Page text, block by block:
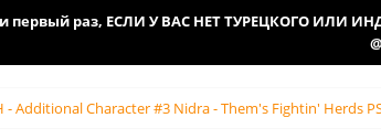
первый раз, ЕСЛИ У ВАС НЕТ ТУРЕЦКОГО ИЛИ
- Additional Character #3 Nidra - Them's Fightin' Herds